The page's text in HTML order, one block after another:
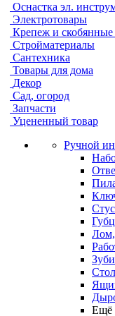
Оснастка эл.
Электротовары
Крепеж и скобянные
Стройматериалы
Сантехника
Товары для дома
Декор
Сад, огород
Запчасти
Уцененный товар
Ручной
Лом,
Ещё